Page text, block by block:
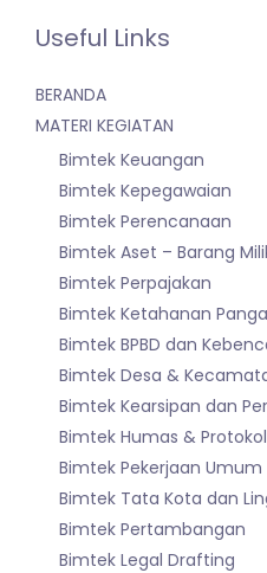
Useful Links
BERANDA
MATERI KEGIATAN
Bimtek Keuangan
Bimtek Kepegawaian
Bimtek Perencanaan
Bimtek Aset – Barang
Bimtek Perpajakan
Bimtek Ketahanan
Bimtek BPBD dan
Bimtek Desa &
Bimtek Kearsipan dan
Bimtek Humas & Protokol
Bimtek Pekerjaan Umum
Bimtek Tata Kota dan
Bimtek Pertambangan
Bimtek Legal Drafting